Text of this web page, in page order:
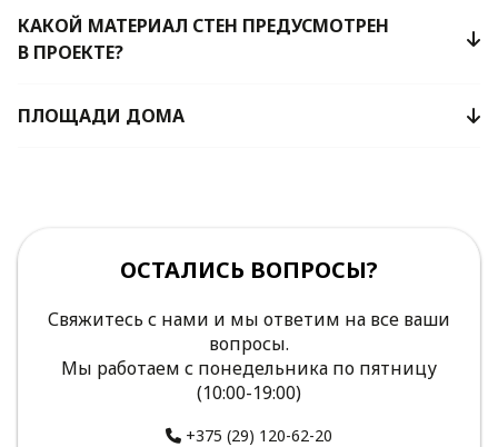
КАКОЙ МАТЕРИАЛ СТЕН ПРЕДУСМОТРЕН
В ПРОЕКТЕ?
ПЛОЩАДИ ДОМА
ОСТАЛИСЬ ВОПРОСЫ?
Свяжитесь с нами и мы ответим на все ваши
вопросы.
Мы работаем с понедельника по пятницу
(10:00-19:00)
+375 (29) 120-62-20